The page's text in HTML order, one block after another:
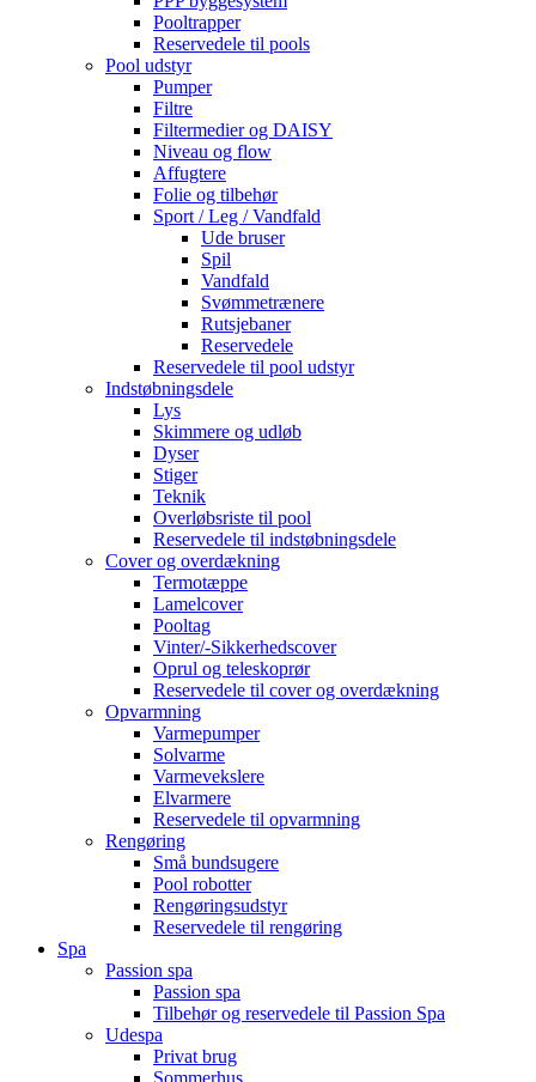
Pooltrapper
Reservedele til pools
Pool udstyr
Pumper
Filtre
Filtermedier og DAISY
Niveau og flow
Affugtere
Folie og tilbehør
Sport / Leg / Vandfald
Ude bruser
Spil
Vandfald
Svømmetrænere
Rutsjebaner
Reservedele
Reservedele til pool udstyr
Indstøbningsdele
Lys
Skimmere og udløb
Dyser
Stiger
Teknik
Overløbsriste til pool
Reservedele til indstøbningsdele
Cover og overdækning
Termotæppe
Lamelcover
Pooltag
Vinter/-Sikkerhedscover
Oprul og teleskoprør
Reservedele til cover og overdækning
Opvarmning
Varmepumper
Solvarme
Varmevekslere
Elvarmere
Reservedele til opvarmning
Rengøring
Små bundsugere
Pool robotter
Rengøringsudstyr
Reservedele til rengøring
Spa
Passion spa
Passion spa
Tilbehør og reservedele til Passion Spa
Udespa
Privat brug
Sommerhus